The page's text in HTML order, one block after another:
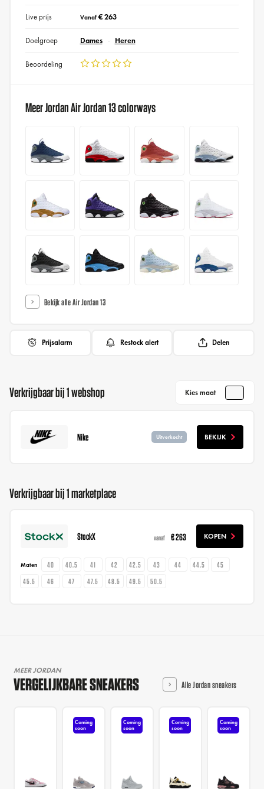
Live prijs Vanaf€ 263
Doelgroep Dames Heren
Beoordeling
Meer Jordan Air Jordan 13 colorways
Bekijk alle Air Jordan 13
Prijsalarm Restock alert Delen
Verkrijgbaar bij 1 webshop Kies maat
Nike Uitverkocht BEKIJK
Verkrijgbaar bij 1 marketplace
StockX vanaf € 263 KOPEN
Maten 40 40.5 41 42 42.5 43 44 44.5
45
45.5
46 47 47.5 48.5 49.5 50.5
MEER JORDAN
VERGELIJKBARE SNEAKERS Alle Jordan sneakers
Coming
soon
Coming
soon
Coming
soon
Coming
soon